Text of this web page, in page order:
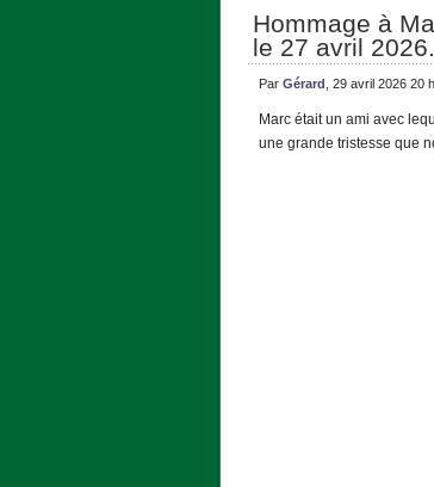
Hommage à
le 27 avril 2026.
Par Gérard , 29 avril 2026 20
Marc était un ami avec
une grande tristesse que